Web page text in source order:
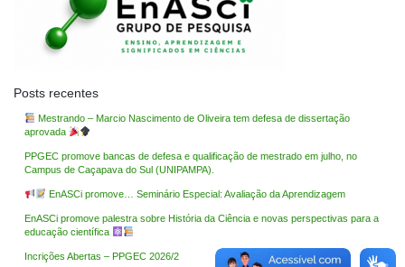
Posts recentes
Mestrando – Marcio Nascimento de Oliveira tem defesa de dissertação
aprovada
PPGEC promove bancas de defesa e qualificação de mestrado em julho, no
Campus de Caçapava do Sul (UNIPAMPA).
EnASCi promove… Seminário Especial: Avaliação da Aprendizagem
EnASCi promove palestra sobre História da Ciência e novas perspectivas para a
educação científica
Incrições Abertas – PPGEC 2026/2